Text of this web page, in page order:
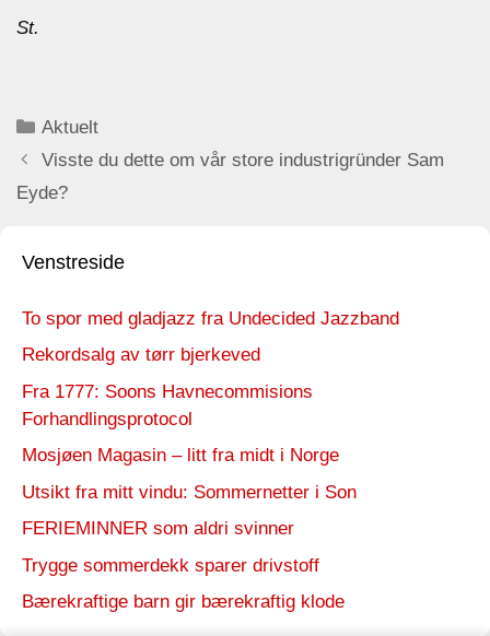
St.
Categories
Aktuelt
Visste du dette om vår store industrigründer Sam
Eyde?
Venstreside
To spor med gladjazz fra Undecided Jazzband
Rekordsalg av tørr bjerkeved
Fra 1777: Soons Havnecommisions
Forhandlingsprotocol
Mosjøen Magasin – litt fra midt i Norge
Utsikt fra mitt vindu: Sommernetter i Son
FERIEMINNER som aldri svinner
Trygge sommerdekk sparer drivstoff
Bærekraftige barn gir bærekraftig klode